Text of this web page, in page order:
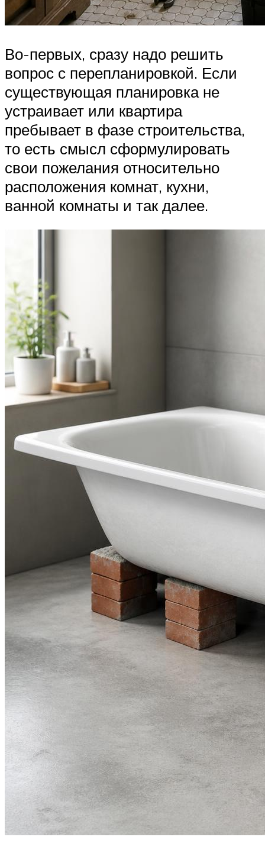
Во-первых, сразу надо решить
вопрос с перепланировкой. Если
существующая планировка не
устраивает или квартира
пребывает в фазе строительства,
то есть смысл сформулировать
свои пожелания относительно
расположения комнат, кухни,
ванной комнаты и так далее.